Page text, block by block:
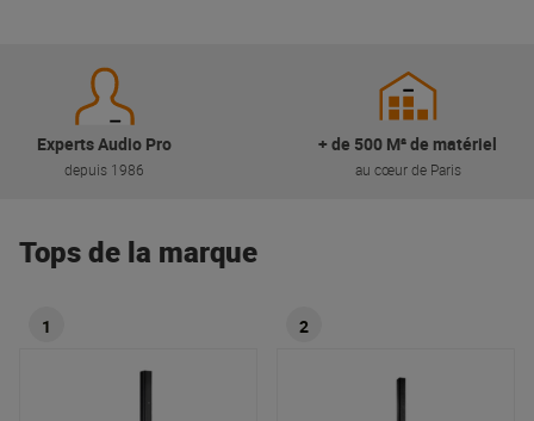
Experts Audio Pro
depuis 1986
+ de 500 M² de matériel
au cœur de Paris
Tops de la marque
1 2